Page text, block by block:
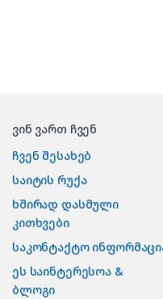
ვინ ვართ ჩვენ
ჩვენ შესახებ
საიტის რუქა
ხშირად დასმული
კითხვები
საკონტაქტო
ეს საინტერესოა &
ბლოგი